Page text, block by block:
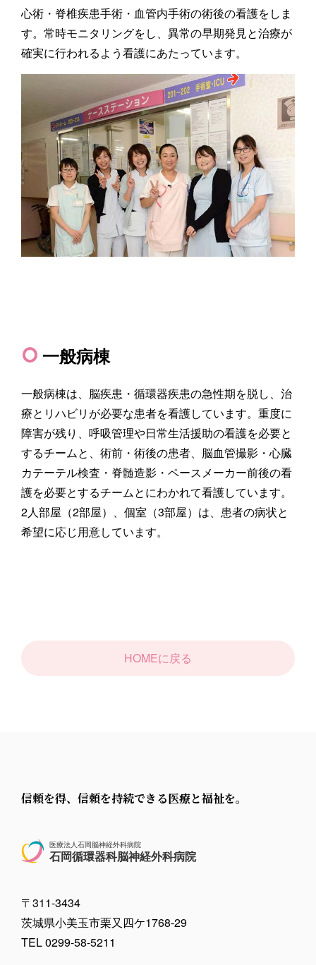
心術・脊椎疾患手術・血管内手術の術後の看護をしま
す。常時モニタリングをし、異常の早期発見と治療が
確実に行われるよう看護にあたっています。
一般病棟
一般病棟は、脳疾患・循環器疾患の急性期を脱し、治
療とリハビリが必要な患者を看護しています。重度に
障害が残り、呼吸管理や日常生活援助の看護を必要と
するチームと、術前・術後の患者、脳血管撮影・心臓
カテーテル検査・脊髄造影・ペースメーカー前後の看
護を必要とするチームとにわかれて看護しています。
2人部屋（2部屋）、個室（3部屋）は、患者の病状と
希望に応じ用意しています。
HOMEに戻る
信頼を得、信頼を持続できる医療と福祉を。
医療法人石岡脳神経外科病院
石岡循環器科脳神経外科病院
〒311-3434
茨城県小美玉市栗又四ケ1768-29
TEL 0299-58-5211